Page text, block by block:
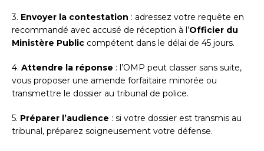
3. Envoyer la contestation : adressez votre requête en
recommandé avec accusé de réception à l’Officier du
Ministère Public compétent dans le délai de 45 jours.
4. Attendre la réponse : l’OMP peut classer sans suite,
vous proposer une amende forfaitaire minorée ou
transmettre le dossier au tribunal de police.
5. Préparer l’audience : si votre dossier est transmis au
tribunal, préparez soigneusement votre défense.